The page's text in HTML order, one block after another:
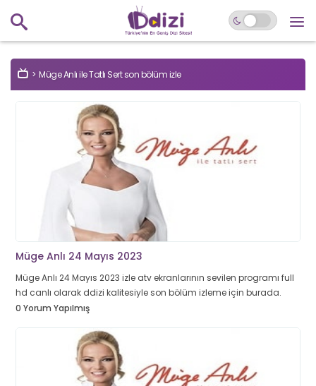
Müge Anlı ile Tatlı Sert son bölüm izle
Müge Anlı 24 Mayıs 2023
Müge Anlı 24 Mayıs 2023 izle atv ekranlarının sevilen programı full
hd canlı olarak ddizi kalitesiyle son bölüm izleme için burada.
0 Yorum Yapılmış